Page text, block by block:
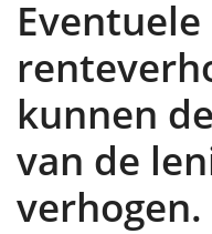
Eventuele
kunnen
van de
verhogen.